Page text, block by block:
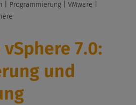
| Programmierung | VMware |
7.0:
und